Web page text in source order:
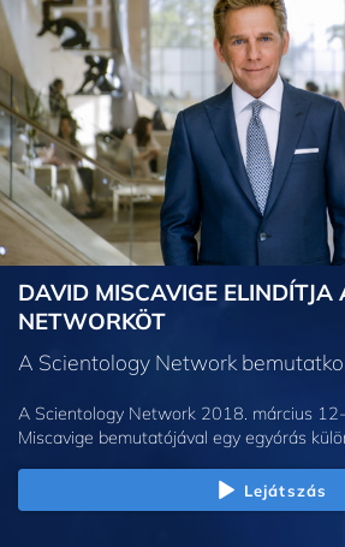
DAVID MISCAVIGE ELINDÍTJA
NETWORKÖT
A Scientology Network
A Scientology Network 2018. március
Miscavige bemutatójával egy egyórás
Lejátszás